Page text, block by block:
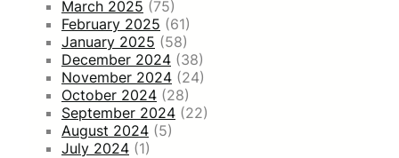
March 2025 (75)
February 2025 (61)
January 2025 (58)
December 2024 (38)
November 2024 (24)
October 2024 (28)
September 2024 (22)
August 2024 (5)
July 2024 (1)